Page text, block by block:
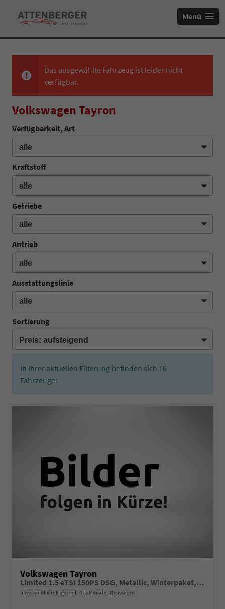
Menü
Das ausgewählte Fahrzeug ist leider nicht
verfügbar.
Volkswagen Tayron
Verfügbarkeit, Art
Kraftstoff
Getriebe
Antrieb
Ausstattungslinie
Sortierung
In Ihrer aktuellen Filterung befinden sich 16
Fahrzeuge:
Volkswagen Tayron
Limited 1.5 eTSI 150PS DSG, Metallic, Winterpaket, Elektr. Heckklappe, 17" Alu, LED-PLUS-Scheinwerfer, ParkAssist, Parksensoren v/h, 360°Kamera, Akustikfenster/Privacy, Radio 12,9"/App-Connect, Alarm, Keyless, 3Z-Climatronic, ACC, Dachreling silber
unverbindliche Lieferzeit: 4 - 5 Monate Neuwagen